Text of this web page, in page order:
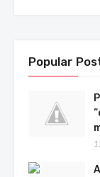
Popular